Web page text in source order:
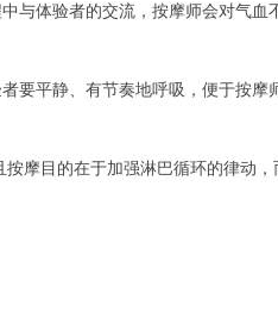
与体验者的交流，按摩师会对气血
要平静、有节奏地呼吸，便于按摩
摩目的在于加强淋巴循环的律动，